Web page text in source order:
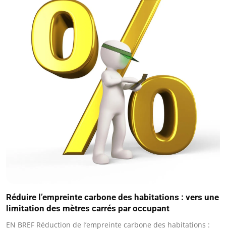
Réduire l’empreinte carbone des habitations : vers une
limitation des mètres carrés par occupant
EN BREF Réduction de l’empreinte carbone des habitations :